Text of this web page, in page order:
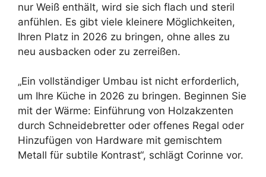
nur Weiß enthält, wird sie sich flach und steril
anfühlen. Es gibt viele kleinere Möglichkeiten,
Ihren Platz in 2026 zu bringen, ohne alles zu
neu ausbacken oder zu zerreißen.
„Ein vollständiger Umbau ist nicht erforderlich,
um Ihre Küche in 2026 zu bringen. Beginnen Sie
mit der Wärme: Einführung von Holzakzenten
durch Schneidebretter oder offenes Regal oder
Hinzufügen von Hardware mit gemischtem
Metall für subtile Kontrast“, schlägt Corinne vor.